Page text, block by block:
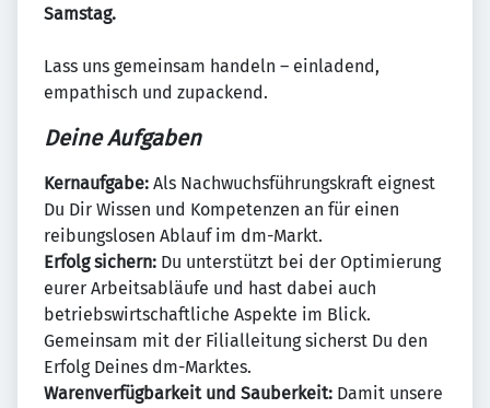
Samstag.
Lass uns gemeinsam handeln – einladend,
empathisch und zupackend.
Deine Aufgaben
Kernaufgabe: Als Nachwuchsführungskraft eignest
Du Dir Wissen und Kompetenzen an für einen
reibungslosen Ablauf im dm-Markt.
Erfolg sichern: Du unterstützt bei der Optimierung
eurer Arbeitsabläufe und hast dabei auch
betriebswirtschaftliche Aspekte im Blick.
Gemeinsam mit der Filialleitung sicherst Du den
Erfolg Deines dm-Marktes.
Warenverfügbarkeit und Sauberkeit: Damit unsere